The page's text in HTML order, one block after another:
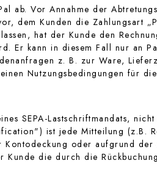
ab. Vor Annahme der
dem Kunden die Zahlungsart
hat der Kunde den
Er kann in diesem Fall nur an
z. B. zur Ware,
Nutzungsbedingungen für
SEPA-Lastschriftmandats,
ist jede Mitteilung (z.B.
oder aufgrund
die durch die